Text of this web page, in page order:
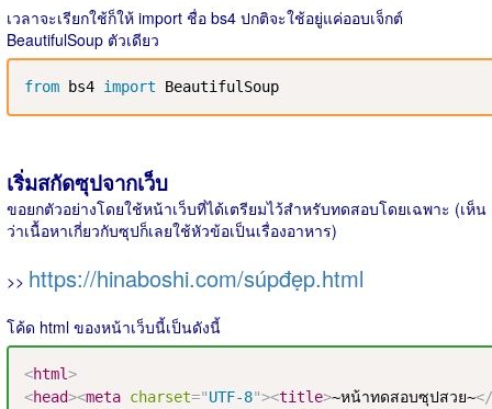
เวลาจะเรียกใช้ก็ให้ import ชื่อ bs4 ปกติจะใช้อยู่แค่ออบเจ็กต์
BeautifulSoup ตัวเดียว
from bs4 import BeautifulSoup
เริ่มสกัดซุปจากเว็บ
ขอยกตัวอย่างโดยใช้หน้าเว็บที่ได้เตรียมไว้สำหรับทดสอบโดยเฉพาะ (เห็น
ว่าเนื้อหาเกี่ยวกับซุปก็เลยใช้หัวข้อเป็นเรื่องอาหาร)
>> https://hinaboshi.com/súpđẹp.html
โค้ด html ของหน้าเว็บนี้เป็นดังนี้
<html>
<head><meta charset="UTF-8"><title>~หน้าทดสอบซุปสวย~</